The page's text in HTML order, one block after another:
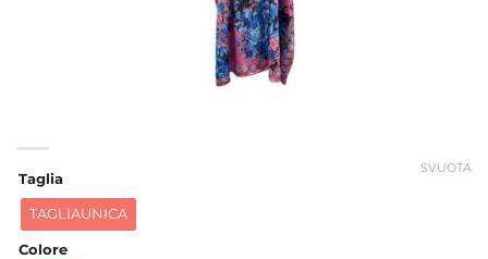
Taglia
TAGLIAUNICA
Colore
SVUOTA